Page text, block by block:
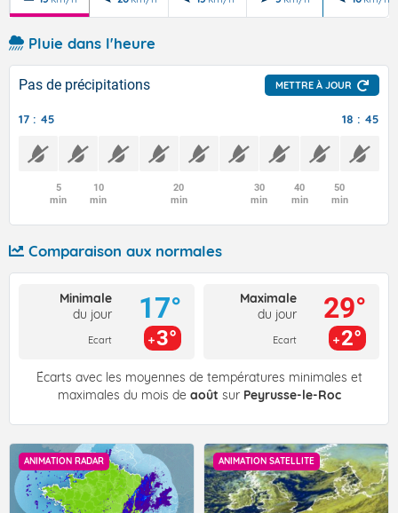
Pluie dans l'heure
Pas de précipitations METTRE À JOUR
17 : 45 18 : 45
5
min
10
min
20
min
30
min
40
min
50
min
Comparaison aux normales
Minimale
du jour
Ecart
17°
3°
Maximale
du jour
Ecart
29°
2°
Écarts avec les moyennes de températures minimales et
maximales du mois de août sur Peyrusse-le-Roc
ANIMATION RADAR ANIMATION SATELLITE